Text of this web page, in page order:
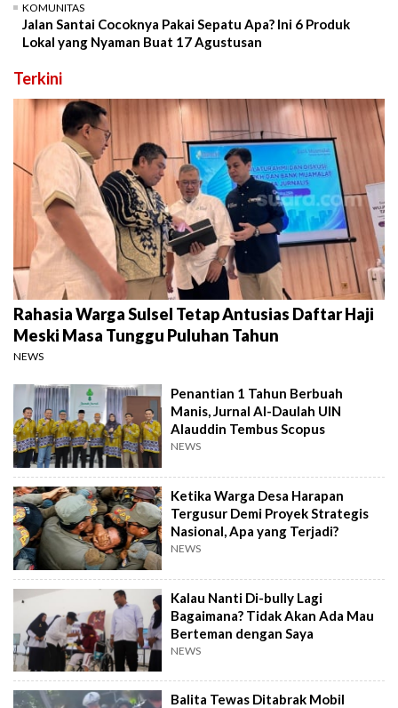
KOMUNITAS
Jalan Santai Cocoknya Pakai Sepatu Apa? Ini 6 Produk
Lokal yang Nyaman Buat 17 Agustusan
Terkini
Rahasia Warga Sulsel Tetap Antusias Daftar Haji
Meski Masa Tunggu Puluhan Tahun
NEWS
Penantian 1 Tahun Berbuah
Manis, Jurnal Al-Daulah UIN
Alauddin Tembus Scopus
NEWS
Ketika Warga Desa Harapan
Tergusur Demi Proyek Strategis
Nasional, Apa yang Terjadi?
NEWS
Kalau Nanti Di-bully Lagi
Bagaimana? Tidak Akan Ada Mau
Berteman dengan Saya
NEWS
Balita Tewas Ditabrak Mobil